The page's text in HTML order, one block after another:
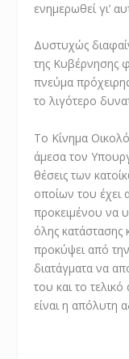
ενημερωθεί γι’
Δυστυχώς
της Κυβέρνησης
πνεύμα
το λιγότερο
Το Κίνημα
άμεσα τον
θέσεις των
οποίων του έχει
προκειμένου να
όλης
προκύψει από
διατάγματα να
του και το
είναι η απόλυτη